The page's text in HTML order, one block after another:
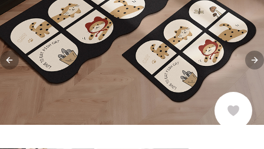
Previous slide